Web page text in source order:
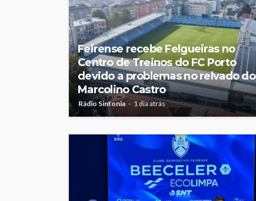
Feirense recebe Felgueiras no
Centro de Treinos do FC Porto
devido a problemas no relvado do
Marcolino Castro
Rádio Sintonia 1 dia atrás